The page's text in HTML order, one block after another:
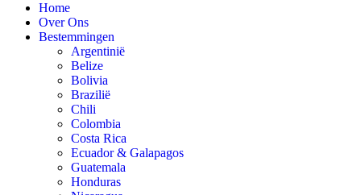
Home
Over Ons
Bestemmingen
Argentinië
Belize
Bolivia
Brazilië
Chili
Colombia
Costa Rica
Ecuador & Galapagos
Guatemala
Honduras